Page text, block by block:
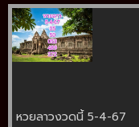
หวยลาวงวดนี้ 5-4-67